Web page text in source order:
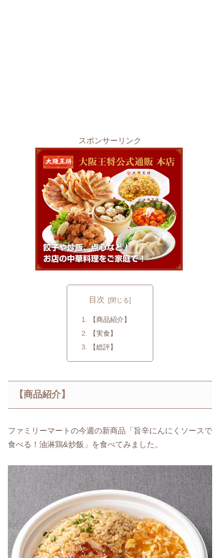
スポンサーリンク
目次
【商品紹介】
【実食】
【総評】
【商品紹介】
ファミリーマートの今週の新商品「旨辛にんにくソースで
食べる！油淋鶏&炒飯」を食べてみました。